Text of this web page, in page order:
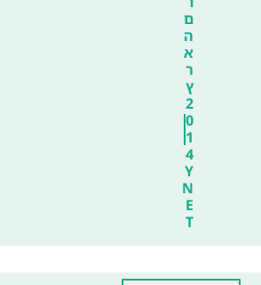
ם
ה
א
ר
ץ
2
0
1
4
Y
N
E
T